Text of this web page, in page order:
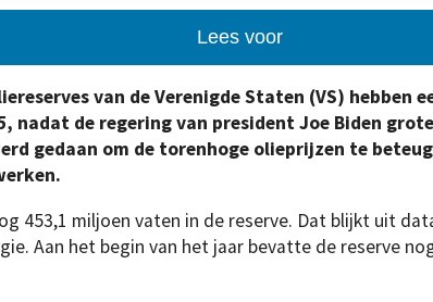
Lees voor
van de Verenigde Staten (VS) hebben
nadat de regering van president Joe Biden
gedaan om de torenhoge olieprijzen te
453,1 miljoen vaten in de reserve. Dat blijkt uit
Aan het begin van het jaar bevatte de reserve